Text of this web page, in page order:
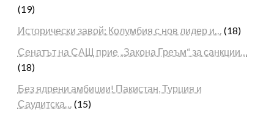
(19)
Исторически завой: Колумбия с нов лидер и… (18)
Сенатът на САЩ прие „Закона Греъм“ за санкции…
(18)
Без ядрени амбиции! Пакистан, Турция и
Саудитска… (15)